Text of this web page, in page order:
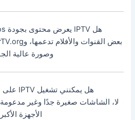
هل IPTV يعرض محتوى بجودة Dolby Atmos؟ 🎧🔊
وصورة عالية
هل يمكنني تشغيل IPTV على ساعة ذكية؟ ⌚🚫
الأجهزة